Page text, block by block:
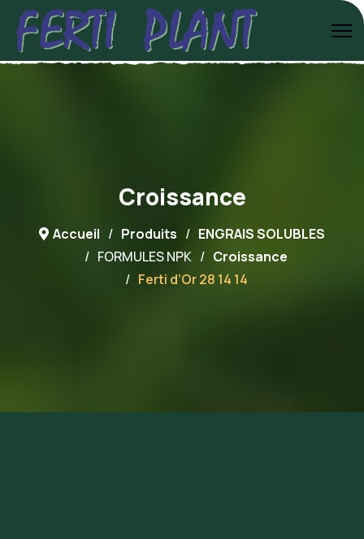
Croissance
Accueil Produits
ENGRAIS SOLUBLES
FORMULES NPK
Croissance
Ferti d’Or 28 14 14